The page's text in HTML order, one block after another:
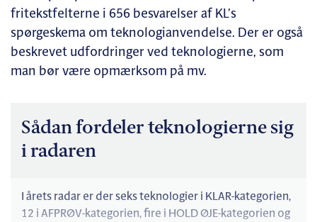
fritekstfelterne i 656 besvarelser af KL’s
spørgeskema om teknologianvendelse. Der er også
beskrevet udfordringer ved teknologierne, som
man bør være opmærksom på mv.
Sådan fordeler teknologierne sig
i radaren
I årets radar er der seks teknologier i KLAR-kategorien,
12 i AFPRØV-kategorien, fire i HOLD ØJE-kategorien og